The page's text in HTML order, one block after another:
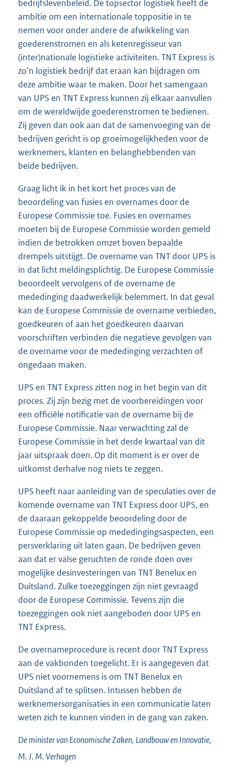
bedrijfslevenbeleid. De topsector logistiek heeft de
ambitie om een internationale toppositie in te
nemen voor onder andere de afwikkeling van
goederenstromen en als ketenregisseur van
(inter)nationale logistieke activiteiten. TNT Express is
zo’n logistiek bedrijf dat eraan kan bijdragen om
deze ambitie waar te maken. Door het samengaan
van UPS en TNT Express kunnen zij elkaar aanvullen
om de wereldwijde goederenstromen te bedienen.
Zij geven dan ook aan dat de samenvoeging van de
bedrijven gericht is op groeimogelijkheden voor de
werknemers, klanten en belanghebbenden van
beide bedrijven.
Graag licht ik in het kort het proces van de
beoordeling van fusies en overnames door de
Europese Commissie toe. Fusies en overnames
moeten bij de Europese Commissie worden gemeld
indien de betrokken omzet boven bepaalde
drempels uitstijgt. De overname van TNT door UPS is
in dat licht meldingsplichtig. De Europese Commissie
beoordeelt vervolgens of de overname de
mededinging daadwerkelijk belemmert. In dat geval
kan de Europese Commissie de overname verbieden,
goedkeuren of aan het goedkeuren daarvan
voorschriften verbinden die negatieve gevolgen van
de overname voor de mededinging verzachten of
ongedaan maken.
UPS en TNT Express zitten nog in het begin van dit
proces. Zij zijn bezig met de voorbereidingen voor
een officiële notificatie van de overname bij de
Europese Commissie. Naar verwachting zal de
Europese Commissie in het derde kwartaal van dit
jaar uitspraak doen. Op dit moment is er over de
uitkomst derhalve nog niets te zeggen.
UPS heeft naar aanleiding van de speculaties over de
komende overname van TNT Express door UPS, en
de daaraan gekoppelde beoordeling door de
Europese Commissie op mededingingsaspecten, een
persverklaring uit laten gaan. De bedrijven geven
aan dat er valse geruchten de ronde doen over
mogelijke desinvesteringen van TNT Benelux en
Duitsland. Zulke toezeggingen zijn niet gevraagd
door de Europese Commissie. Tevens zijn die
toezeggingen ook niet aangeboden door UPS en
TNT Express.
De overnameprocedure is recent door TNT Express
aan de vakbonden toegelicht. Er is aangegeven dat
UPS niet voornemens is om TNT Benelux en
Duitsland af te splitsen. Intussen hebben de
werknemersorganisaties in een communicatie laten
weten zich te kunnen vinden in de gang van zaken.
De minister van Economische Zaken, Landbouw en Innovatie,
M. J. M.Verhagen